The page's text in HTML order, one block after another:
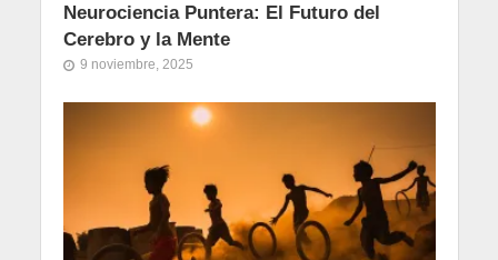
Neurociencia Puntera: El Futuro del
Cerebro y la Mente
9 noviembre, 2025